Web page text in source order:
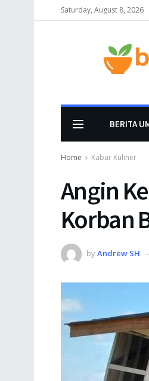
Saturday, August 8, 2026
BERITA
Home Kabar Kuliner
Angin
Korban
byAndrew SH